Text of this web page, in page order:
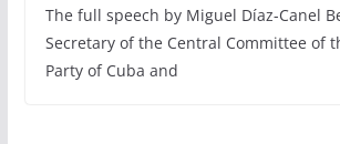
The full speech by Miguel Díaz-Canel
Secretary of the Central Committee of
Party of Cuba and